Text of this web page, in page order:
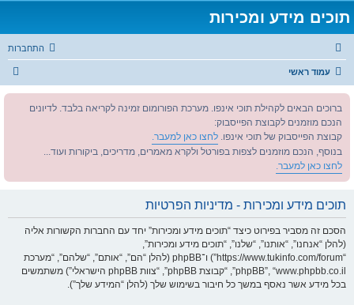
תוכים מידע ומכירות
התחברות
עמוד ראשי
ברוכים הבאים לקהילת תוכי אינפו. מערכת הפורומום זמינה לקריאה בלבד. לדיונים
הנכם מוזמנים לקבוצת הפייסבוק:
קבוצת הפייסבוק של תוכי אינפו. לחצו כאן למעבר.
בנוסף, הנכם מוזמנים לצפות בפורטל ולקרא מאמרים, מדריכים, ביקורות ועוד...
לחצו כאן למעבר.
תוכים מידע ומכירות - מדיניות הפרטיות
הסכם זה מסביר בפירוט כיצד “תוכים מידע ומכירות” יחד עם החברות הקשורות אליה
(להלן “אנחנו”, “אותנו”, “שלנו”, “תוכים מידע ומכירות”,
“https://www.tukinfo.com/forum”) ו־phpBB (להלן “הם”, “אותם”, “שלהם”, “מערכת
phpBB”, “www.phpbb.co.il”, “קבוצת phpBB”, “צוות phpBB הישראלי”) משתמשים
בכל מידע אשר נאסף במשך כל חיבור בשימוש שלך (להלן “המידע שלך”).